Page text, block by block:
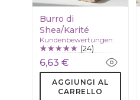
Burro di
Shea/Karité
Kundenbewertungen:
(24)
6,63 €
AGGIUNGI AL
CARRELLO